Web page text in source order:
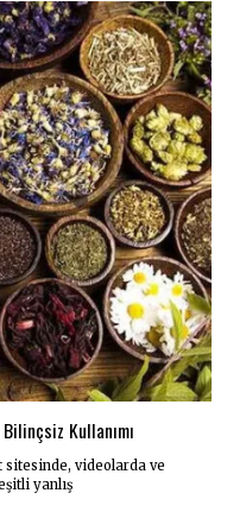
Kullanımı
sitesinde, videolarda ve
yanlış